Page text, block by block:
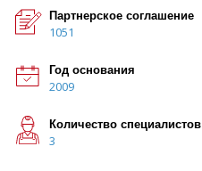
Партнерское соглашение
1051
Год основания
2009
Количество специалистов
3